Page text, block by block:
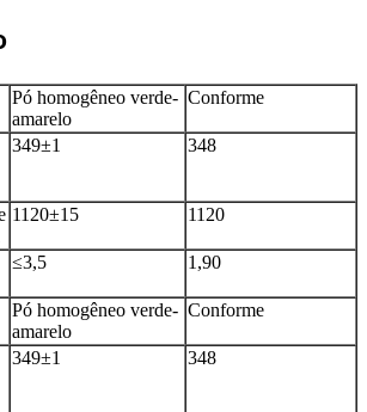
Pó homogêneo verde-
amarelo
Conforme
349±1 348
1120±15 1120
≤3,5 1,90
Pó homogêneo verde-
amarelo
Conforme
349±1 348